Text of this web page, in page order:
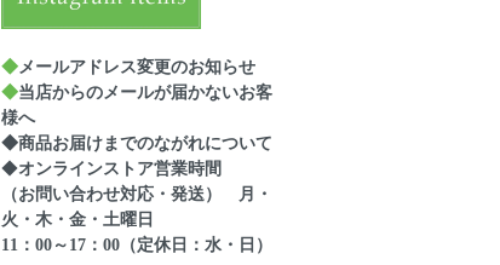
◆ メールアドレス変更のお知らせ
◆当店からのメールが届かないお客
様へ
◆商品お届けまでのながれについて
◆オンラインストア営業時間
（お問い合わせ対応・発送） 月・
火・木・金・土曜日
11：00～17：00（定休日：水・日）